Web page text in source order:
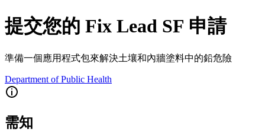
提交您的 Fix Lead SF 申請
準備一個應用程式包來解決土壤和內牆塗料中的鉛危險
Department of Public Health
需知